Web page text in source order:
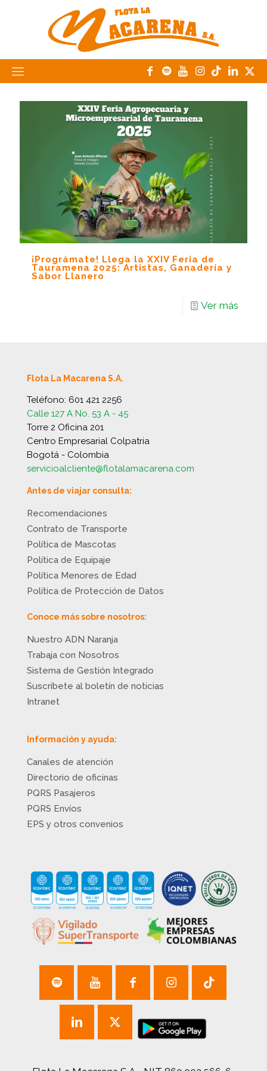
¡Prográmate! Llega la XXIV Feria de
Tauramena 2025: Artistas, Ganadería y
Sabor Llanero
Ver más
Flota La Macarena S.A.
Teléfono: 601 421 2256
Calle 127 A No. 53 A - 45
Torre 2 Oficina 201
Centro Empresarial Colpatria
Bogotá - Colombia
servicioalcliente@flotalamacarena.com
Antes de viajar consulta:
Recomendaciones
Contrato de Transporte
Política de Mascotas
Política de Equipaje
Política Menores de Edad
Política de Protección de Datos
Conoce más sobre nosotros:
Nuestro ADN Naranja
Trabaja con Nosotros
Sistema de Gestión Integrado
Suscríbete al boletín de noticias
Intranet
Información y ayuda:
Canales de atención
Directorio de oficinas
PQRS Pasajeros
PQRS Envíos
EPS y otros convenios